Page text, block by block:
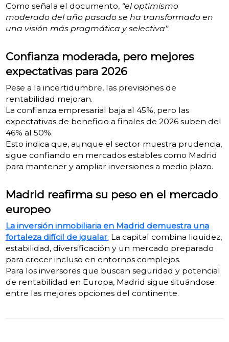
Como señala el documento, “el optimismo
moderado del año pasado se ha transformado en
una visión más pragmática y selectiva”.
Confianza moderada, pero mejores
expectativas para 2026
Pese a la incertidumbre, las previsiones de
rentabilidad mejoran.
La confianza empresarial baja al 45%, pero las
expectativas de beneficio a finales de 2026 suben del
46% al 50%.
Esto indica que, aunque el sector muestra prudencia,
sigue confiando en mercados estables como Madrid
para mantener y ampliar inversiones a medio plazo.
Madrid reafirma su peso en el mercado
europeo
La inversión inmobiliaria en Madrid demuestra una
fortaleza difícil de igualar. La capital combina liquidez,
estabilidad, diversificación y un mercado preparado
para crecer incluso en entornos complejos.
Para los inversores que buscan seguridad y potencial
de rentabilidad en Europa, Madrid sigue situándose
entre las mejores opciones del continente.